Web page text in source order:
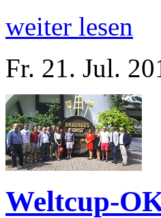
weiter lesen
Fr. 21. Jul.
Weltcup-